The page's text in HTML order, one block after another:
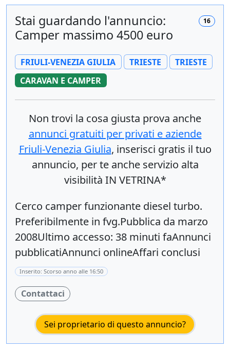
16
Stai guardando l'annuncio:
Camper massimo 4500 euro
FRIULI-VENEZIA GIULIA TRIESTE
TRIESTE
CARAVAN E CAMPER
Non trovi la cosa giusta prova anche
annunci gratuiti per privati e aziende
Friuli-Venezia Giulia, inserisci gratis il tuo
annuncio, per te anche servizio alta
visibilità IN VETRINA*
Cerco camper funzionante diesel turbo.
Preferibilmente in fvg.Pubblica da marzo
2008Ultimo accesso: 38 minuti faAnnunci
pubblicatiAnnunci onlineAffari conclusi
Inserito: Scorso anno alle 16:50
Contattaci
Sei proprietario di questo annuncio?